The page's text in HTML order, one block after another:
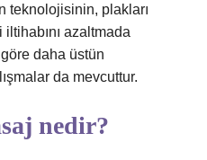
teknolojisinin, plakları
azaltmada
daha üstün
da mevcuttur.
nedir?